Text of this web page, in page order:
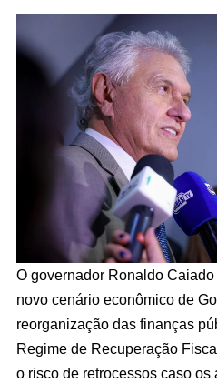
O governador Ronaldo
novo cenário econômico de
reorganização das finanças
Regime de Recuperação
o risco de retrocessos caso os